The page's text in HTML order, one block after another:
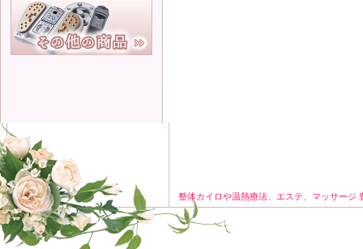
整体カイロや温熱療法、エステ、マッサージ